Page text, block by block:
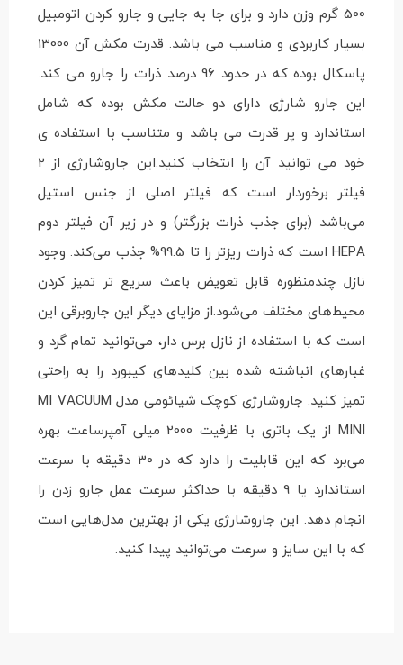
500 گرم وزن دارد و برای جا به جایی و جارو کردن اتومبیل
بسیار کاربردی و مناسب می باشد. قدرت مکش آن 13000
پاسکال بوده که در حدود 96 درصد ذرات را جارو می کند.
این جارو شارژی دارای دو حالت مکش بوده که شامل
استاندارد و پر قدرت می باشد و متناسب با استفاده ی
خود می توانید آن را انتخاب کنید.این جاروشارژی از 2
فیلتر برخوردار است که فیلتر اصلی از جنس استیل
می‌باشد (برای جذب ذرات بزرگتر) و در زیر آن فیلتر دوم
HEPA است که ذرات ریزتر را تا 99.5% جذب می‌کند. وجود
نازل چندمنظوره قابل تعویض باعث سریع تر تمیز کردن
محیط‌های مختلف می‌شود.از مزایای دیگر این جاروبرقی این
است که با استفاده از نازل برس دار، می‌توانید تمام گرد و
غبارهای انباشته شده بین کلیدهای کیبورد را به راحتی
تمیز کنید. جاروشارژی کوچک شیائومی مدل MI VACUUM
MINI از یک باتری با ظرفیت 2000 میلی آمپرساعت بهره
می‌برد که این قابلیت را دارد که در 30 دقیقه با سرعت
استاندارد یا 9 دقیقه با حداکثر سرعت عمل جارو زدن را
انجام دهد. این جاروشارژی یکی از بهترین مدل‌هایی است
که با این سایز و سرعت می‌توانید پیدا کنید.